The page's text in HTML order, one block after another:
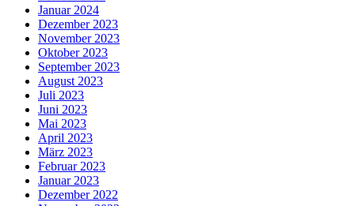
Januar 2024
Dezember 2023
November 2023
Oktober 2023
September 2023
August 2023
Juli 2023
Juni 2023
Mai 2023
April 2023
März 2023
Februar 2023
Januar 2023
Dezember 2022